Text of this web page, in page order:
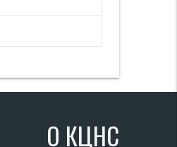
О КЦНС